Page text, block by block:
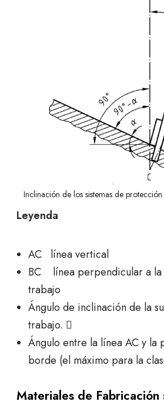
Inclinación de los sistemas de
Leyenda
AC línea vertical
BC línea perpendicular a la
trabajo
Ángulo de inclinación de la
trabajo. 
Ángulo entre la línea AC y la
borde (el máximo para la
Materiales de Fabricación